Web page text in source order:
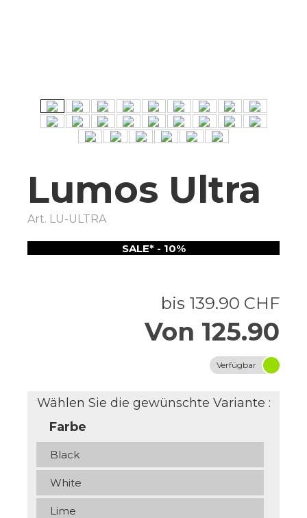
Lumos Ultra
Art. LU-ULTRA
SALE* - 10%
bis 139.90 CHF
Von 125.90
Verfügbar
Wählen Sie die gewünschte Variante :
Farbe
Black
White
Lime